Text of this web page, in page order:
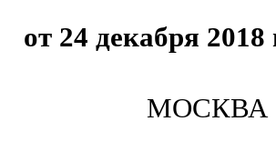
от 24 декабря
МОСКВА